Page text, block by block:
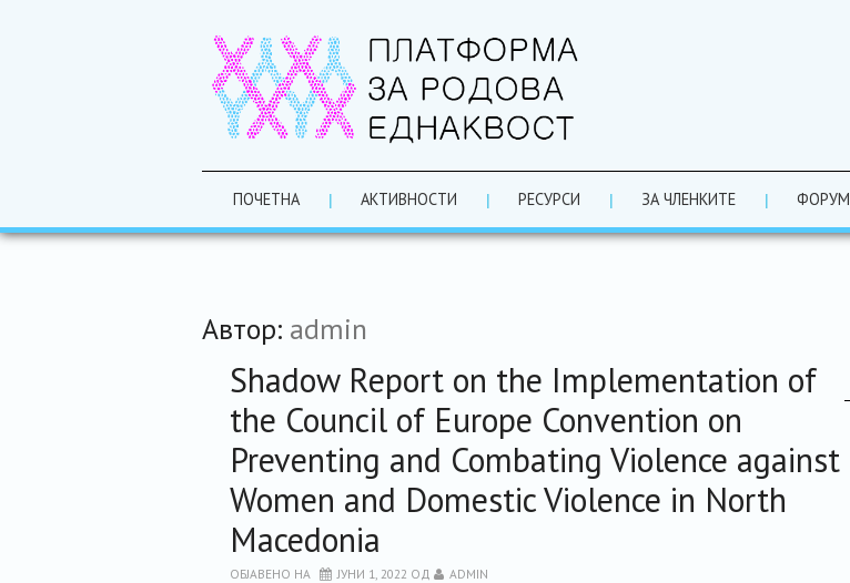
ПОЧЕТНА АКТИВНОСТИ РЕСУРСИ ЗА ЧЛЕНКИТЕ ФОРУМ
Автор: admin
Shadow Report on the Implementation of
the Council of Europe Convention on
Preventing and Combating Violence against
Women and Domestic Violence in North
Macedonia
ОБЈАВЕНО НА ЈУНИ 1, 2022 ОД ADMIN